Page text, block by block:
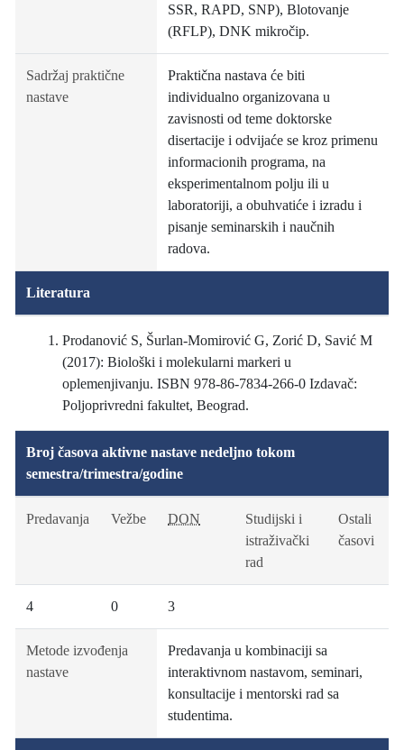
SSR, RAPD, SNP), Blotovanje
(RFLP), DNK mikročip.
Sadržaj praktične
nastave
Praktična nastava će biti
individualno organizovana u
zavisnosti od teme doktorske
disertacije i odvijaće se kroz primenu
informacionih programa, na
eksperimentalnom polju ili u
laboratoriji, a obuhvatiće i izradu i
pisanje seminarskih i naučnih
radova.
Literatura
Prodanović S, Šurlan-Momirović G, Zorić D, Savić M
(2017): Biološki i molekularni markeri u
oplemenjivanju. ISBN 978-86-7834-266-0 Izdavač:
Poljoprivredni fakultet, Beograd.
Broj časova aktivne nastave nedeljno tokom
semestra/trimestra/godine
Predavanja Vežbe DON
Studijski i
istraživački
rad
Ostali
časovi
4 0 3
Metode izvođenja
nastave
Predavanja u kombinaciji sa
interaktivnom nastavom, seminari,
konsultacije i mentorski rad sa
studentima.